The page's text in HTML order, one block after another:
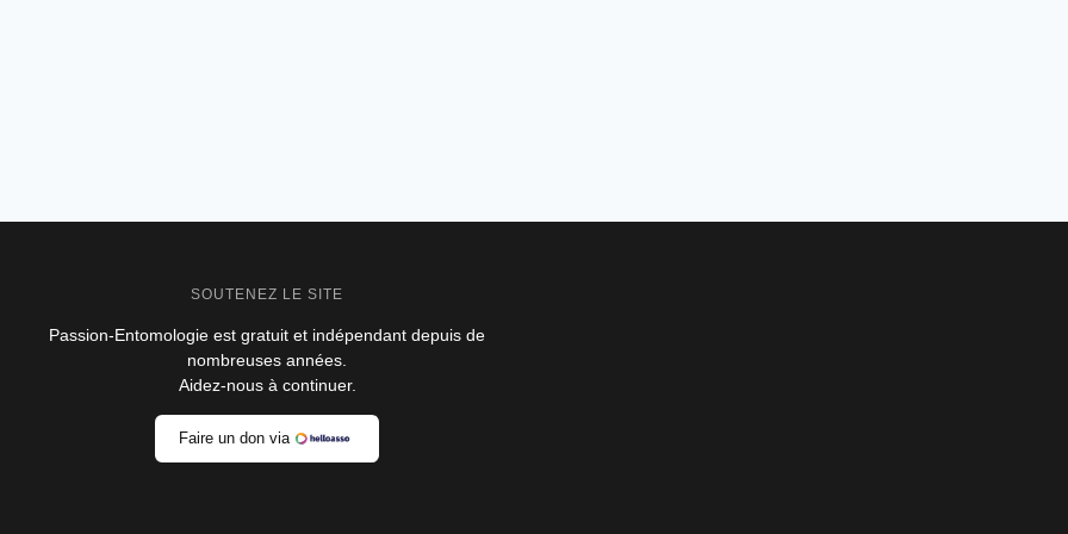
SOUTENEZ LE SITE
Passion-Entomologie est gratuit et indépendant depuis de
nombreuses années.
Aidez-nous à continuer.
Faire un don via